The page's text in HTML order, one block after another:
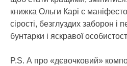
книжка Ольги Карі є
сірості, безглуздих заборон і
бунтарки і яскравої
P.S. А про «дєвочковий»